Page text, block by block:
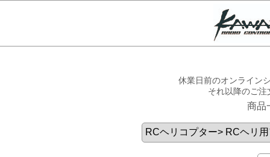
休業日前のオンライン
それ以降のご
商品